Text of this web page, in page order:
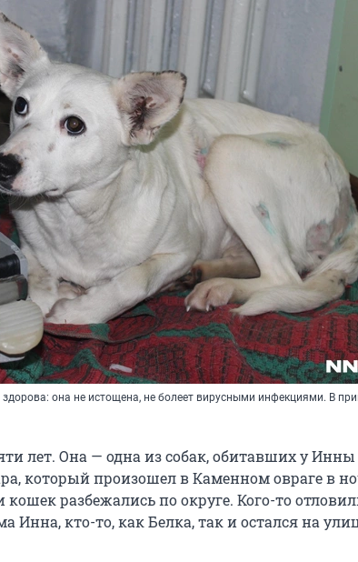
здорова: она не истощена, не болеет вирусными инфекциями. В
лет. Она — одна из собак, обитавших у Инны
который произошел в Каменном овраге в
кошек разбежались по округе. Кого-то
Инна, кто-то, как Белка, так и остался на